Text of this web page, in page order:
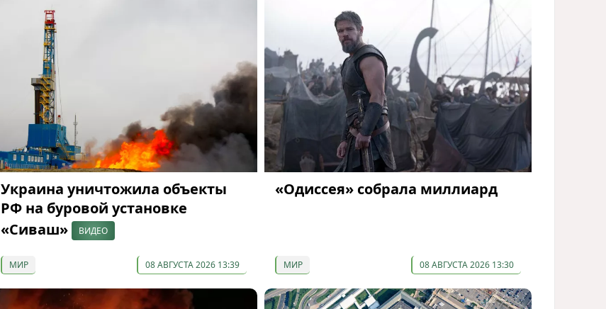
Украина уничтожила объекты
РФ на буровой установке
«Сиваш»
ВИДЕО
МИР 08 АВГУСТА 2026 13:39
«Одиссея» собрала миллиард
МИР 08 АВГУСТА 2026 13:30